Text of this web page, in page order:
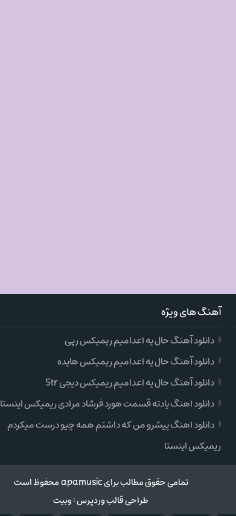
آهنگ های ویژه
دانلود آهنگ حال یه اعدامیم ریمیکس رپی
دانلود آهنگ حال یه اعدامیم ریمیکس هایده
دانلود آهنگ حال یه اعدامیم ریمیکس دیجی Str
دانلود اهنگ یادته قسمت هورد فرشاد مرادی ریمیکس اینستا
دانلود اهنگ پیشرو من که داشتم همه چیو درست میکردم
ریمیکس اینستا
تمامی حقوق مطالب برای apamusic محفوظ است
طراحی قالب وردپرس:وبیت